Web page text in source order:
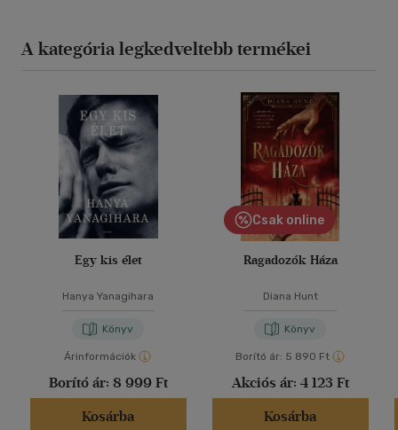
A kategória legkedveltebb termékei
Egy kis élet
Hanya Yanagihara
Könyv
Árinformációk
Borító ár: 8 999 Ft
Kosárba
Csak online
Ragadozók Háza
Diana Hunt
Könyv
Borító ár: 5 890 Ft
Akciós ár: 4 123 Ft
Kosárba